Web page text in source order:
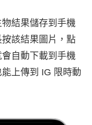
結果儲存到手機
該結果圖片，點
會自動下載到手機
上傳到 IG 限時動